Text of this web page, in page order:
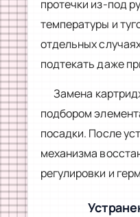
протечки из-под
температуры и
отдельных
подтекать даже
Замена
подбором
посадки. После
механизма
регулировки и